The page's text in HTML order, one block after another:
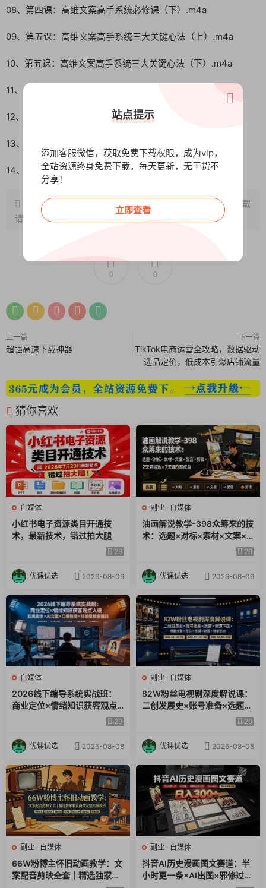
08、第四课：高维文案高手系统必修课（下）.m4a
09、第五课：高维文案高手系统三大关键心法（上）.m4a
10、第五课：高维文案高手系统三大关键心法（下）.m4a
11、第六课：高维文案高手系统顶级思维.m4a
12、第七课：高维文案高手教练必修课.m4a
13、共创结营（上）.mp4
14、共创结曹（下）.mp4
原文链接： http://www.wangxunke.cn/zmt/9611.html
，转载
请注明出处~~~
0 0
上一篇
超强高速下载神器
下一篇
TikTok电商运营全攻略，数据驱动
选品定价，低成本引爆店铺流量
猜你喜欢
自媒体
小红书电子资源类目开通技
术，最新技术，错过拍大腿
29
优课优选 2026-08-09
副业 · 自媒体
油画解说教学-398众筹来的技
术：选题×对标×素材×文案×
配音×剪辑×2天开精选×7天通
29
优课优选 2026-08-09
自媒体
2026线下编导系统实战班：
商业定位×情绪知识获客观点
人设五类脚本×AI文案×口播拍
29
优课优选 2026-08-08
副业 · 自媒体
82W粉丝电视剧深度解说课：
二创发展史×账号准备×选题×
资源下载×爆款文案×配音×剪29
优课优选 2026-08-08
副业 · 自媒体
66W粉博主怀旧动画教学：文
案配音剪映全套｜精选独家收
副业 · 自媒体
抖音AI历史漫画图文赛道：半
小时更一条×AI出图×邪修过伙
站点提示
添加客服微信，获取免费下载权限，成为vip，
全站资源终身免费下载，每天更新，无干货不
分享！
立即查看